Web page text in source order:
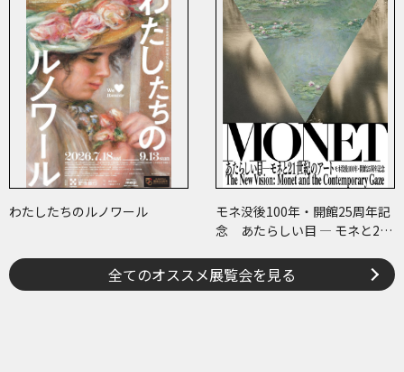
わたしたちのルノワール
モネ没後100年・開館25周年記
念 あたらしい目 ― モネと21
全てのオススメ展覧会を見る